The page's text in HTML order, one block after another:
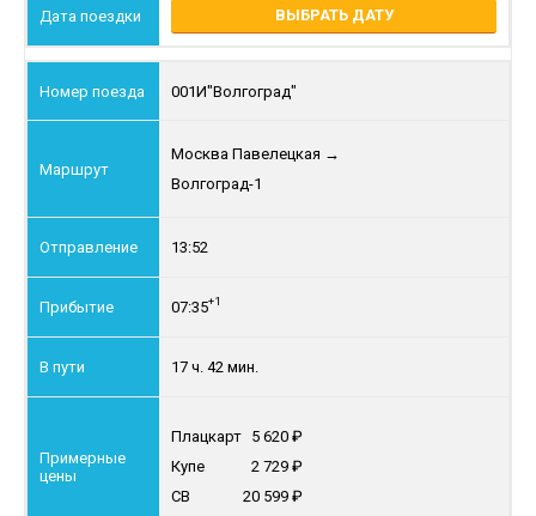
ВЫБРАТЬ ДАТУ
001И"Волгоград"
Москва Павелецкая →
Волгоград-1
13:52
07:35+1
17 ч. 42 мин.
Плацкарт 5 620
Купе
2 729
СВ
20 599